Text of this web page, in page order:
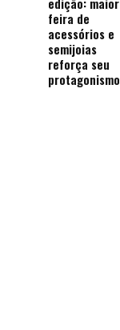
feira de
acessórios e
semijoias
reforça seu
protagonismo